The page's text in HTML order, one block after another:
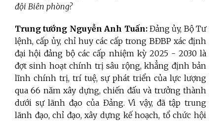
đội Biên phòng?
Trung tướng Nguyễn Anh Tuấn: Đảng ủy, Bộ Tư
lệnh, cấp ủy, chỉ huy các cấp trong BĐBP xác định
đại hội đảng bộ các cấp nhiệm kỳ 2025 - 2030 là
đợt sinh hoạt chính trị sâu rộng, khẳng định bản
lĩnh chính trị, trí tuệ, sự phát triển của lực lượng
qua 66 năm xây dựng, chiến đấu và trưởng thành
dưới sự lãnh đạo của Đảng. Vì vậy, đã tập trung
lãnh đạo, chỉ đạo, xây dựng kế hoạch, tổ chức hội